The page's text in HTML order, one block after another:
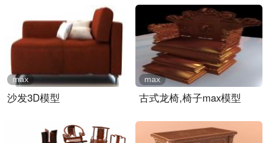
沙发3D模型
max
古式龙椅,椅子max模型
max